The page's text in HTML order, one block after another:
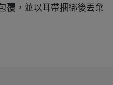
覆，並以耳帶捆綁後丟棄